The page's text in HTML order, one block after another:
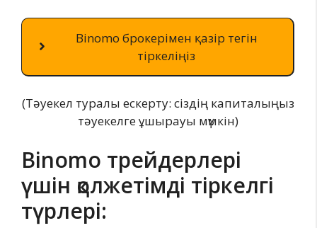
Binomo брокерімен қазір тегін
тіркеліңіз
(Тәуекел туралы ескерту: сіздің капиталыңыз
тәуекелге ұшырауы мүмкін)
Binomo трейдерлері
үшін қолжетімді тіркелгі
түрлері: